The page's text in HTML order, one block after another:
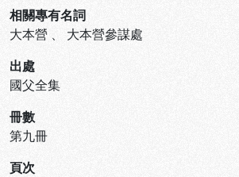
相關專有名詞
大本營 、 大本營參謀處
出處
國父全集
冊數
第九冊
頁次